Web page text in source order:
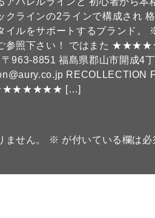
ラインの2ラインで構成され
イルをサポートするブランド。
のでご参照下さい！ では
963-8851 福島県郡山市開成4
RECOLLECTION
[…]
せん。 ※ が付いている欄は必